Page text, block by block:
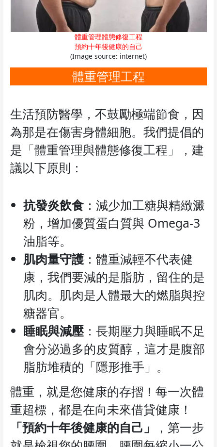
體重管理體態修復工程
預約十年後健康的自己
(Image source: internet)
體重管理工程
生活預防醫學，不鼓勵極端節食，因
為那是在傷害身體細胞。我們提倡的
是「體重管理與體態修復工程」，建
議以下原則：
抗發炎飲食：減少加工糖與精緻澱
粉，增加優質蛋白質與 Omega-3
油脂等。
肌肉量守護：體重減輕不代表健
康，我們要減的是脂肪，留住的是
肌肉。肌肉是人體最大的燃脂與控
糖器官。
睡眠與減壓：長期壓力與睡眠不足
會分泌過多的皮質醇，這才是腹部
脂肪堆積的「隱形推手」。
體重，就是您健康的存摺！每一次體
重超標，都是在向未來借貸健康！
「預約十年後健康的自己」
，第一步